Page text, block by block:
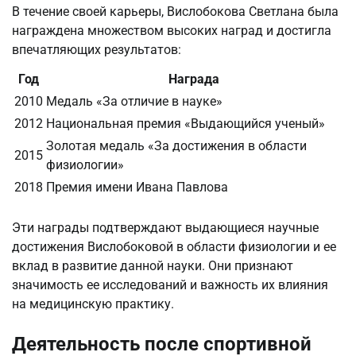
В течение своей карьеры, Вислобокова Светлана была
награждена множеством высоких наград и достигла
впечатляющих результатов:
Год
Награда
2010 Медаль «За отличие в науке»
2012 Национальная премия «Выдающийся ученый»
2015
Золотая медаль «За достижения в области
физиологии»
2018 Премия имени Ивана Павлова
Эти награды подтверждают выдающиеся научные
достижения Вислобоковой в области физиологии и ее
вклад в развитие данной науки. Они признают
значимость ее исследований и важность их влияния
на медицинскую практику.
Деятельность после спортивной